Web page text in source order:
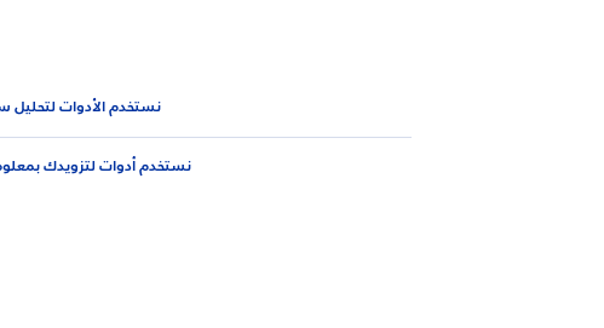
نستخدم الأدوات لتحليل
نستخدم أدوات لتزويدك
كيفية التخلص من الرؤوس السوداء